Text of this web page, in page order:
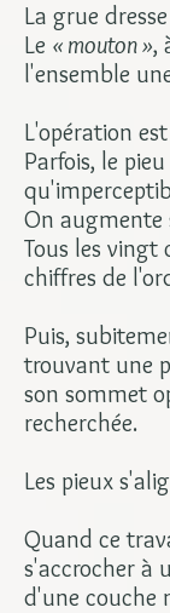
La grue
Le « mouton »,
l'ensemble
L'opération
Parfois, le
On augmente
Tous les vingt
chiffres de
Puis,
trouvant une
son sommet
recherchée.
Les pieux
Quand ce
s'accrocher à
d'une couche